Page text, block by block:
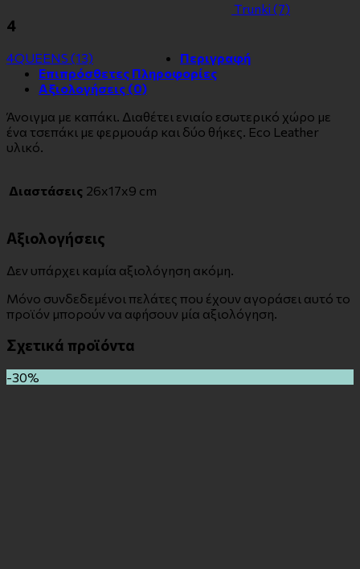
Τrunki (7)
4
4QUEENS (13)
Περιγραφή
Επιπρόσθετες Πληροφορίες
Αξιολογήσεις (0)
Άνοιγμα με καπάκι. Διαθέτει ενιαίο εσωτερικό χώρο με
ένα τσεπάκι με φερμουάρ και δύο θήκες. Eco Leather
υλικό.
Διαστάσεις 26x17x9 cm
Αξιολογήσεις
Δεν υπάρχει καμία αξιολόγηση ακόμη.
Μόνο συνδεδεμένοι πελάτες που έχουν αγοράσει αυτό το
προϊόν μπορούν να αφήσουν μία αξιολόγηση.
Σχετικά προϊόντα
-30%